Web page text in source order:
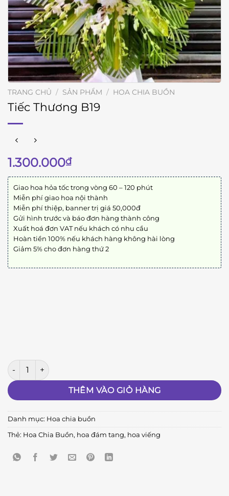
TRANG CHỦ / SẢN PHẨM / HOA CHIA BUỒN
Tiếc Thương B19
1.300.000₫
Giao hoa hỏa tốc trong vòng 60 – 120 phút
Miễn phí giao hoa nội thành
Miễn phí thiệp, banner trị giá 50,000đ
Gửi hình trước và báo đơn hàng thành công
Xuất hoá đơn VAT nếu khách có nhu cầu
Hoàn tiền 100% nếu khách hàng không hài lòng
Giảm 5% cho đơn hàng thứ 2
Tiếc Thương B19 số lượng
THÊM VÀO GIỎ HÀNG
Danh mục: Hoa chia buồn
Thẻ: Hoa Chia Buồn, hoa đám tang, hoa viếng